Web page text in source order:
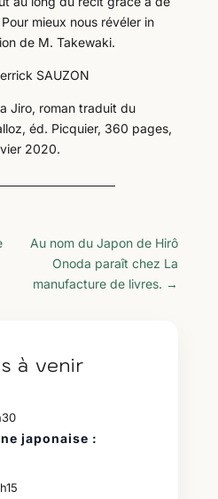
mieux nous révéler in
de M. Takewaki.
SAUZON
Jiro, roman traduit du
éd. Picquier, 360 pages,
2020.
Au nom du Japon de Hirô
Onoda paraît chez La
manufacture de livres. →
à venir
japonaise :